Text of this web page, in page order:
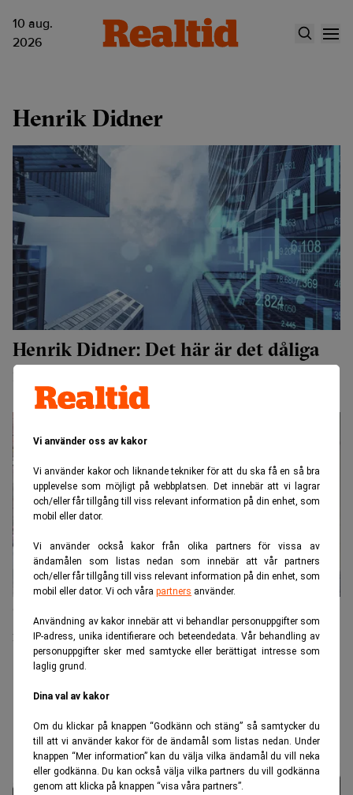
Vi använder oss av kakor
Vi använder kakor och liknande tekniker för att du ska få en så bra
upplevelse som möjligt på webbplatsen. Det innebär att vi lagrar
och/eller får tillgång till viss relevant information på din enhet, som
mobil eller dator.
Vi använder också kakor från olika partners för vissa av
ändamålen som listas nedan som innebär att vår partners
och/eller får tillgång till viss relevant information på din enhet, som
mobil eller dator. Vi och våra partners använder.
Användning av kakor innebär att vi behandlar personuppgifter som
IP-adress, unika identifierare och beteendedata. Vår behandling av
personuppgifter sker med samtycke eller berättigat intresse som
laglig grund.
Dina val av kakor
Om du klickar på knappen “Godkänn och stäng” så samtycker du
till att vi använder kakor för de ändamål som listas nedan. Under
knappen “Mer information” kan du välja vilka ändamål du vill neka
eller godkänna. Du kan också välja vilka partners du vill godkänna
genom att klicka på knappen “visa våra partners”.
10 aug.
2026
Henrik Didner
Henrik Didner: Det här är det dåliga
med fastighetsaktier
”Går fonden dåligt är man väldigt utsatt som
förvaltare”